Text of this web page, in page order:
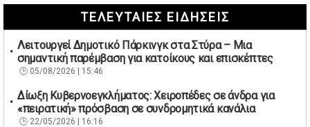
ΤΕΛΕΥΤΑΙΕΣ ΕΙΔΗΣΕΙΣ
Λειτουργεί Δημοτικό Πάρκινγκ στα Στύρα – Μια
σημαντική παρέμβαση για κατοίκους και επισκέπτες
05/08/2026 | 15:46
Δίωξη Κυβερνοεγκλήματος: Χειροπέδες σε άνδρα για
«πειρατική» πρόσβαση σε συνδρομητικά κανάλια
22/05/2026 | 16:16